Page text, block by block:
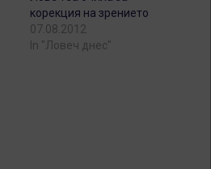
корекция на зрението
07.08.2012
In "Ловеч днес"